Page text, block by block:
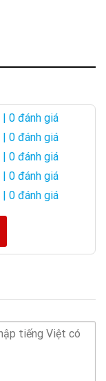
| 0 đánh giá
| 0 đánh giá
| 0 đánh giá
| 0 đánh giá
| 0 đánh giá